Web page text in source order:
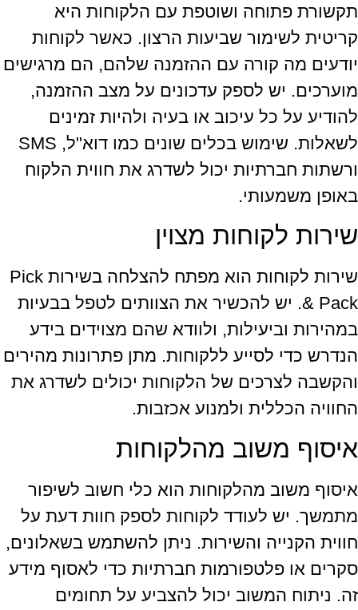
תקשורת פתוחה ושוטפת עם הלקוחות היא
קריטית לשימור שביעות הרצון. כאשר לקוחות
יודעים מה קורה עם ההזמנה שלהם, הם מרגישים
מוערכים. יש לספק עדכונים על מצב ההזמנה,
להודיע על כל עיכוב או בעיה ולהיות זמינים
לשאלות. שימוש בכלים שונים כמו דוא"ל, SMS
ורשתות חברתיות יכול לשדרג את חווית הלקוח
באופן משמעותי.
שירות לקוחות מצוין
שירות לקוחות הוא מפתח להצלחה בשירות Pick
& Pack. יש להכשיר את הצוותים לטפל בבעיות
במהירות וביעילות, ולוודא שהם מצוידים בידע
הנדרש כדי לסייע ללקוחות. מתן פתרונות מהירים
והקשבה לצרכים של הלקוחות יכולים לשדרג את
החוויה הכללית ולמנוע אכזבות.
איסוף משוב מהלקוחות
איסוף משוב מהלקוחות הוא כלי חשוב לשיפור
מתמשך. יש לעודד לקוחות לספק חוות דעת על
חווית הקנייה והשירות. ניתן להשתמש בשאלונים,
סקרים או פלטפורמות חברתיות כדי לאסוף מידע
זה. ניתוח המשוב יכול להצביע על תחומים